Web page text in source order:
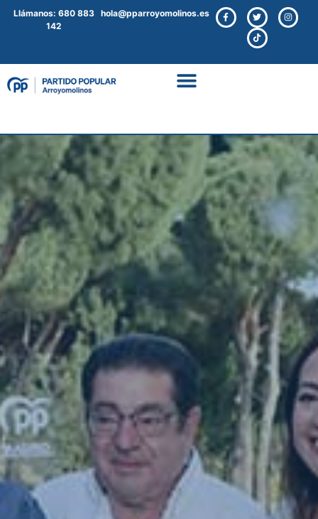
Llámanos: 680 883
142
hola@pparroyomolinos.es